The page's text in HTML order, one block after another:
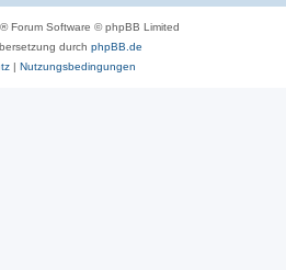
® Forum Software © phpBB Limited
durch phpBB.de
| Nutzungsbedingungen